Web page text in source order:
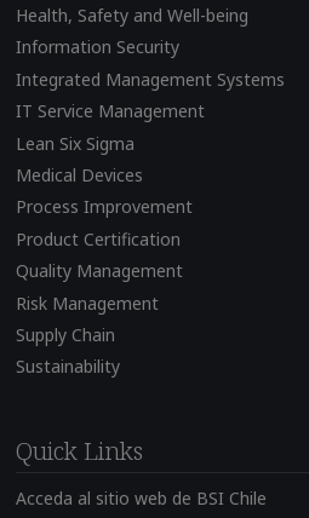
Health, Safety and Well-being
Information Security
Integrated Management Systems
IT Service Management
Lean Six Sigma
Medical Devices
Process Improvement
Product Certification
Quality Management
Risk Management
Supply Chain
Sustainability
Quick Links
Acceda al sitio web de BSI Chile